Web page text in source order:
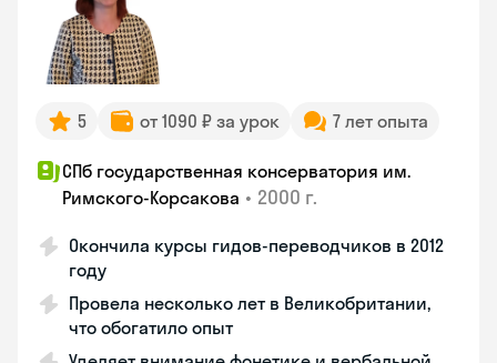
5 от 1090 ₽ за урок 7 лет опыта
СПб государственная консерватория им.
Римского-Корсакова • 2000 г.
Окончила курсы гидов-переводчиков в 2012
году
Провела несколько лет в Великобритании,
что обогатило опыт